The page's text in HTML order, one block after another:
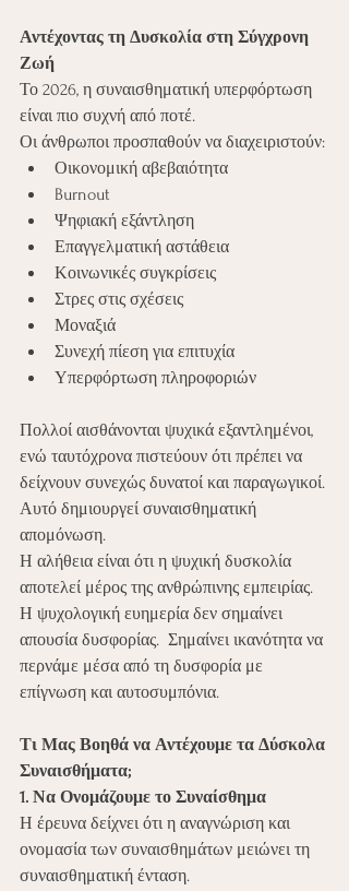
Αντέχοντας τη Δυσκολία στη Σύγχρονη
Ζωή
Το 2026, η συναισθηματική υπερφόρτωση
είναι πιο συχνή από ποτέ.
Οι άνθρωποι προσπαθούν να διαχειριστούν:
Οικονομική αβεβαιότητα
Burnout
Ψηφιακή εξάντληση
Επαγγελματική αστάθεια
Κοινωνικές συγκρίσεις
Στρες στις σχέσεις
Μοναξιά
Συνεχή πίεση για επιτυχία
Υπερφόρτωση πληροφοριών
Πολλοί αισθάνονται ψυχικά εξαντλημένοι,
ενώ ταυτόχρονα πιστεύουν ότι πρέπει να
δείχνουν συνεχώς δυνατοί και παραγωγικοί.
Αυτό δημιουργεί συναισθηματική
απομόνωση.
Η αλήθεια είναι ότι η ψυχική δυσκολία
αποτελεί μέρος της ανθρώπινης εμπειρίας.
Η ψυχολογική ευημερία δεν σημαίνει
απουσία δυσφορίας.  Σημαίνει ικανότητα να
περνάμε μέσα από τη δυσφορία με
επίγνωση και αυτοσυμπόνια.
Τι Μας Βοηθά να Αντέχουμε τα Δύσκολα
Συναισθήματα;
1. Να Ονομάζουμε το Συναίσθημα
Η έρευνα δείχνει ότι η αναγνώριση και
ονομασία των συναισθημάτων μειώνει τη
συναισθηματική ένταση.